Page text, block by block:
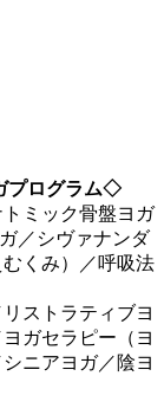
プログラム◇
ミック骨盤ヨガ
／シヴァナンダ
くみ）／呼吸法
ストラティブヨ
ガセラピー（ヨ
ニアヨガ／陰ヨ